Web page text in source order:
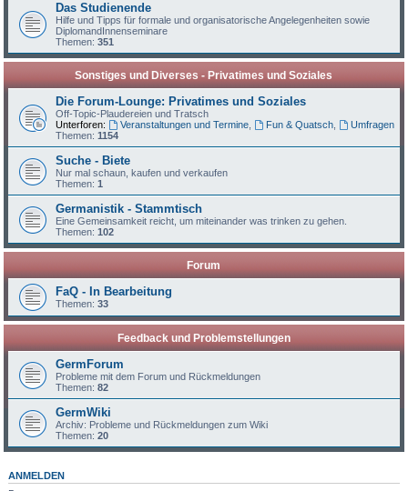
Das Studienende
Hilfe und Tipps für formale und organisatorische Angelegenheiten sowie
DiplomandInnenseminare
Themen:351
Sonstiges und Diverses - Privatimes und Soziales
Die Forum-Lounge: Privatimes und Soziales
Off-Topic-Plaudereien und Tratsch
Unterforen:
Veranstaltungen und Termine Fun & Quatsch
Umfragen
Themen:1154
Suche - Biete
Nur mal schaun, kaufen und verkaufen
Themen:1
Germanistik - Stammtisch
Eine Gemeinsamkeit reicht, um miteinander was trinken zu gehen.
Themen:102
Forum
FaQ - In Bearbeitung
Themen:33
Feedback und Problemstellungen
GermForum
Probleme mit dem Forum und Rückmeldungen
Themen:82
GermWiki
Archiv: Probleme und Rückmeldungen zum Wiki
Themen:20
ANMELDEN